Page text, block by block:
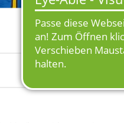
Über Cookies